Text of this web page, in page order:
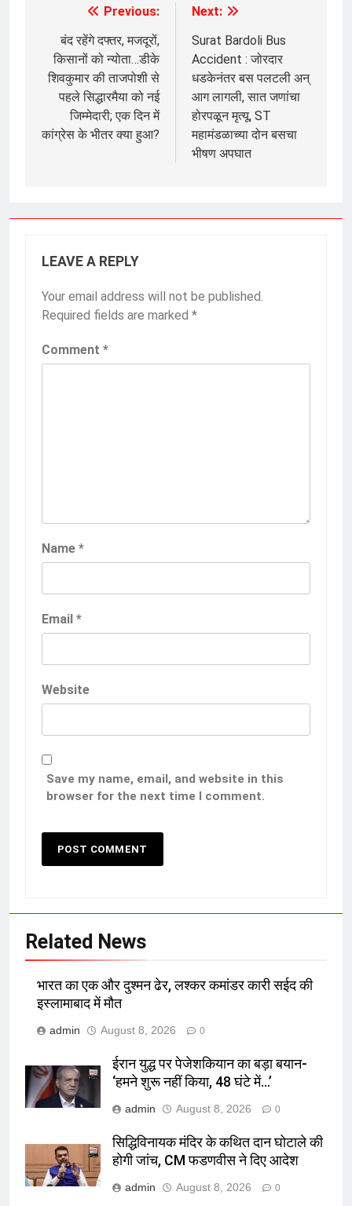
navigation
Previous:
बंद रहेंगे दफ्तर, मजदूरों,
किसानों को न्योता…डीके
शिवकुमार की ताजपोशी से
पहले सिद्धारमैया को नई
जिम्मेदारी; एक दिन में
कांग्रेस के भीतर क्या हुआ?
Next:
Surat Bardoli Bus
Accident : जोरदार
धडकेनंतर बस पलटली अन्
आग लागली, सात जणांचा
होरपळून मृत्यू, ST
महामंडळाच्या दोन बसचा
भीषण अपघात
LEAVE A REPLY
Your email address will not be published.
Required fields are marked *
Comment *
Name *
Email *
Website
Save my name, email, and website in this
browser for the next time I comment.
Related News
भारत का एक और दुश्मन ढेर, लश्कर कमांडर कारी सईद की
इस्लामाबाद में मौत
admin August 8, 2026 0
ईरान युद्ध पर पेजेशकियान का बड़ा बयान-
‘हमने शुरू नहीं किया, 48 घंटे में…’
admin August 8, 2026 0
सिद्धिविनायक मंदिर के कथित दान घोटाले की
होगी जांच, CM फडणवीस ने दिए आदेश
admin August 8, 2026 0